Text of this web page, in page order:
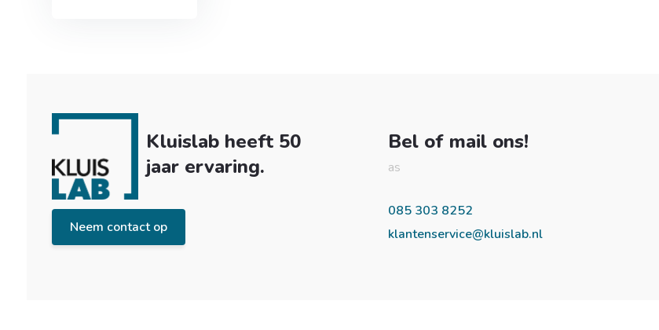
Kluislab heeft 50
jaar ervaring.
Neem contact op
Bel of mail ons!
as
085 303 8252
klantenservice@kluislab.nl